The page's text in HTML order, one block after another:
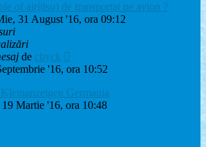
of airjitsu) de transportat pe avion ?
31 August '16, ora 09:12
de chyck
'16, ora 10:52
Germania
19 Martie '16, ora 10:48